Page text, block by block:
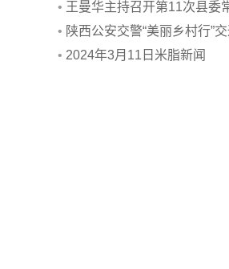
• 王曼华主持召开第11次县委
• 陕西公安交警“美丽乡村行”
米脂县
• 2024年3月11日米脂新闻